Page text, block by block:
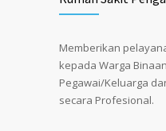
Memberikan
kepada Warga
Pegawai/Keluarga
secara Profesional.